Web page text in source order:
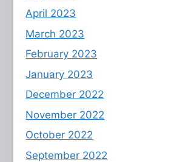
April 2023
March 2023
February 2023
January 2023
December 2022
November 2022
October 2022
September 2022